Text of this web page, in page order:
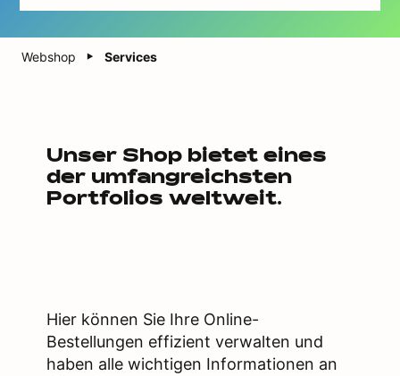
Webshop Services
Unser Shop bietet eines
der umfangreichsten
Portfolios weltweit.
Hier können Sie Ihre Online-
Bestellungen effizient verwalten und
haben alle wichtigen Informationen an